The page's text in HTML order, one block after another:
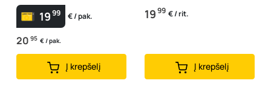
-9,15m2, universalios vatos
plokštės, 306667
1999 € / pak.
20 95 € / pak.
Į krepšelį
universalios vatos plokštės
1999 € / rit.
Į krepšelį